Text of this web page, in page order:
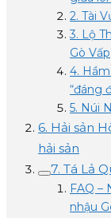
2. Tài
3. Lộ
Gò Vấp
4.
“đáng
5. Núi
6. Hải sản
hải sản
7. Tá Lả
FAQ –
nhậu